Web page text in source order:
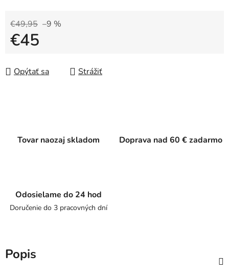
€49,95 –9 %
€45
Opýtať sa
Strážiť
Tovar naozaj skladom Doprava nad 60 € zadarmo
Odosielame do 24 hod
Doručenie do 3 pracovných dní
Popis